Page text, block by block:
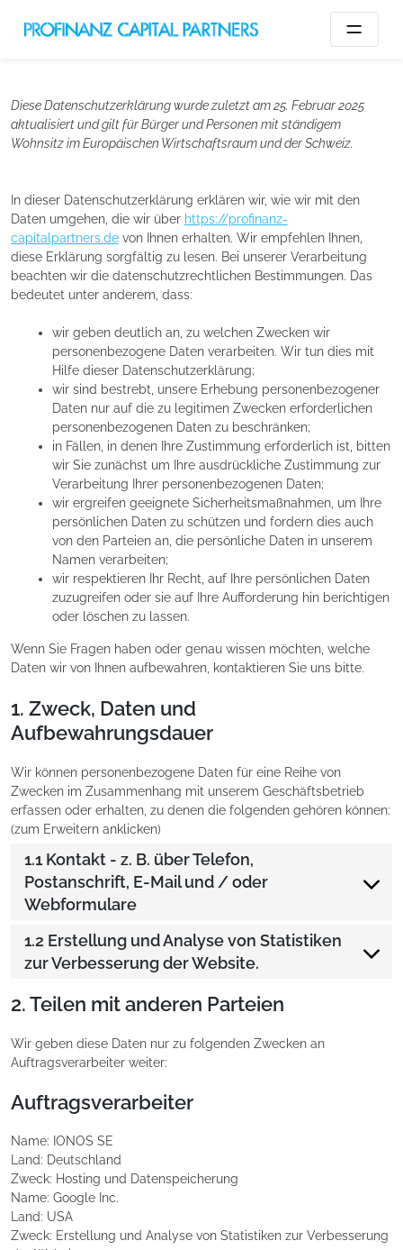
Datenschutzerklärung (EU)
Diese Datenschutzerklärung wurde zuletzt am 25. Februar 2025
aktualisiert und gilt für Bürger und Personen mit ständigem
Wohnsitz im Europäischen Wirtschaftsraum und der Schweiz.
In dieser Datenschutzerklärung erklären wir, wie wir mit den
Daten umgehen, die wir über https://profinanz-
capitalpartners.devon Ihnen erhalten. Wir empfehlen Ihnen,
diese Erklärung sorgfältig zu lesen. Bei unserer Verarbeitung
beachten wir die datenschutzrechtlichen Bestimmungen. Das
bedeutet unter anderem, dass:
wir geben deutlich an, zu welchen Zwecken wir
personenbezogene Daten verarbeiten. Wir tun dies mit
Hilfe dieser Datenschutzerklärung;
wir sind bestrebt, unsere Erhebung personenbezogener
Daten nur auf die zu legitimen Zwecken erforderlichen
personenbezogenen Daten zu beschränken;
in Fällen, in denen Ihre Zustimmung erforderlich ist, bitten
wir Sie zunächst um Ihre ausdrückliche Zustimmung zur
Verarbeitung Ihrer personenbezogenen Daten;
wir ergreifen geeignete Sicherheitsmaßnahmen, um Ihre
persönlichen Daten zu schützen und fordern dies auch
von den Parteien an, die persönliche Daten in unserem
Namen verarbeiten;
wir respektieren Ihr Recht, auf Ihre persönlichen Daten
zuzugreifen oder sie auf Ihre Aufforderung hin berichtigen
oder löschen zu lassen.
Wenn Sie Fragen haben oder genau wissen möchten, welche
Daten wir von Ihnen aufbewahren, kontaktieren Sie uns bitte.
1. Zweck, Daten und
Aufbewahrungsdauer
Wir können personenbezogene Daten für eine Reihe von
Zwecken im Zusammenhang mit unserem Geschäftsbetrieb
erfassen oder erhalten, zu denen die folgenden gehören können:
(zum Erweitern anklicken)
1.1 Kontakt - z. B. über Telefon,
Postanschrift, E-Mail und / oder
Webformulare
1.2 Erstellung und Analyse von Statistiken
zur Verbesserung der Website.
2. Teilen mit anderen Parteien
Wir geben diese Daten nur zu folgenden Zwecken an
Auftragsverarbeiter weiter:
Auftragsverarbeiter
Name: IONOS SE
Land: Deutschland
Zweck: Hosting und Datenspeicherung
Name: Google Inc.
Land: USA
Zweck: Erstellung und Analyse von Statistiken zur Verbesserung